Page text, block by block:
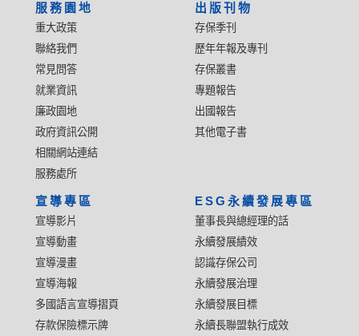
服務園地
重大政策
聯絡我們
常見問答
就業資訊
廉政園地
政府資訊公開
相關網站連結
服務處所
出版刊物
存保季刊
歷年年報及專刊
存保叢書
專題報告
出國報告
其他電子書
宣導專區
宣導影片
宣導動畫
宣導漫畫
宣導海報
多國語言宣導摺頁
存款保險標示牌
ESG永續發展專區
董事長與總經理的話
永續發展績效
認識存保公司
永續發展治理
永續發展目標
永續長聯盟執行成效